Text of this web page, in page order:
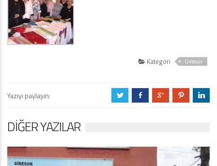
Kategori Giresun
Yazıyı paylaşın: a b c d j
DIĞER YAZILAR